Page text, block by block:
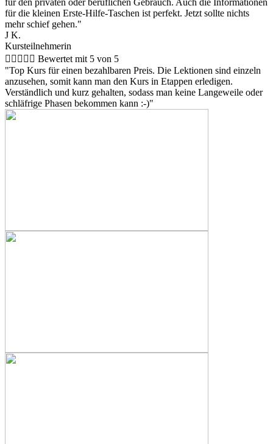
für die kleinen Erste-Hilfe-Taschen ist perfekt. Jetzt sollte nichts
mehr schief gehen."
J K.
Kursteilnehmerin
     Bewertet mit 5 von 5
"Top Kurs für einen bezahlbaren Preis. Die Lektionen sind einzeln
anzusehen, somit kann man den Kurs in Etappen erledigen.
Verständlich und kurz gehalten, sodass man keine Langeweile oder
schläfrige Phasen bekommen kann :-)"